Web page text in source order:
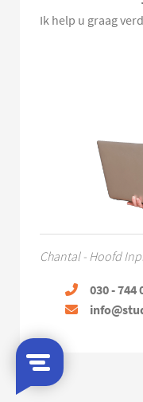
Ik help u graag
Chantal - Hoofd
030 - 744